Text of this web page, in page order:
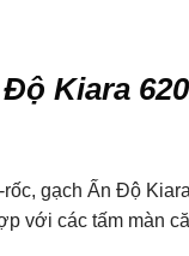
Kiara
gạch Ấn Độ
với các tấm màn